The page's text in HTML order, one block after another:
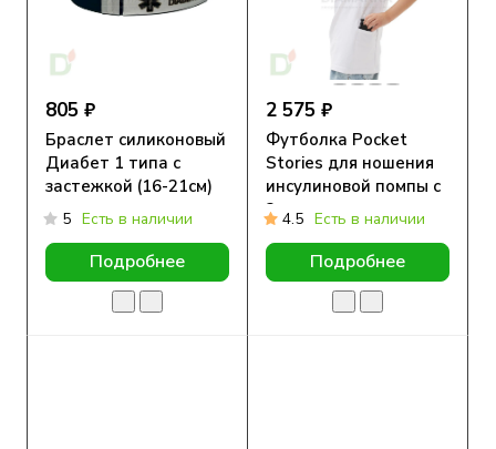
805 ₽
Браслет силиконовый
Диабет 1 типа с
застежкой (16-21см)
5 Есть в наличии
Подробнее
2 575 ₽
Футболка Pocket
Stories для ношения
инсулиновой помпы с
2 карманами на
молнии, Белая
4.5 Есть в наличии
Подробнее